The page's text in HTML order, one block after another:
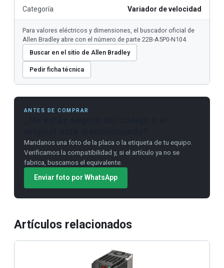
Categoría Variador de velocidad
Para valores eléctricos y dimensiones, el buscador oficial de
Allen Bradley abre con el número de parte 22B-A5P0-N104.
Buscar en el sitio de Allen Bradley
Pedir ficha técnica
ANTES DE COMPRAR
Mandanos una foto de la placa o la etiqueta de tu equipo.
Verificamos la compatibilidad y, si el artículo ya no se
fabrica, buscamos el equivalente.
Enviar foto por WhatsApp
Artículos relacionados